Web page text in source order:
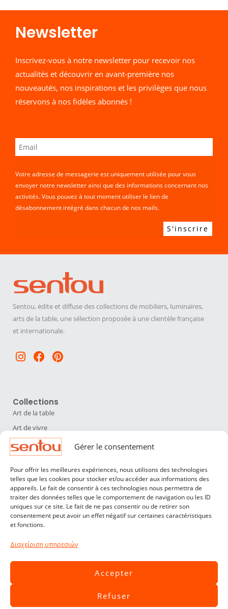
Gérer le consentement
Pour offrir les meilleures expériences, nous utilisons des technologies
telles que les cookies pour stocker et/ou accéder aux informations des
appareils. Le fait de consentir à ces technologies nous permettra de
traiter des données telles que le comportement de navigation ou les ID
uniques sur ce site. Le fait de ne pas consentir ou de retirer son
consentement peut avoir un effet négatif sur certaines caractéristiques
et fonctions.
Διαχείριση υπηρεσιών
Accepter
Refuser
Newsletter​
Inscrivez-vous à notre newsletter pour recevoir nos
actualités et découvrir en avant-première nos
nouveautés, nos inspirations et les privilèges que nous
réservons à nos fidèles abonnés !
Votre adresse de messagerie est uniquement utilisée pour vous
envoyer notre newsletter ainsi que des informations concernant nos
activités. Vous pouvez à tout moment utiliser le lien de
désabonnement intégré dans chacun de nos mails.
Sentou, édite et diffuse des collections de mobiliers, luminaires,
arts de la table, une sélection proposée à une clientèle française
et internationale.
Instagram
Facebook
Pinterest
Collections
Art de la table
Art de vivre
Déco
Luminaires
Mobilier
Sentou
Qui sommes nous ?
Nos designers